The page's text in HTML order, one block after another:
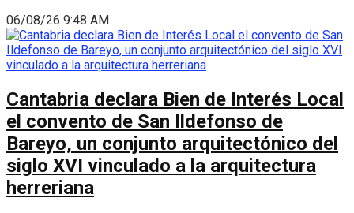
06/08/26 9:48 AM
Cantabria declara Bien de Interés Local
el convento de San Ildefonso de
Bareyo, un conjunto arquitectónico del
siglo XVI vinculado a la arquitectura
herreriana